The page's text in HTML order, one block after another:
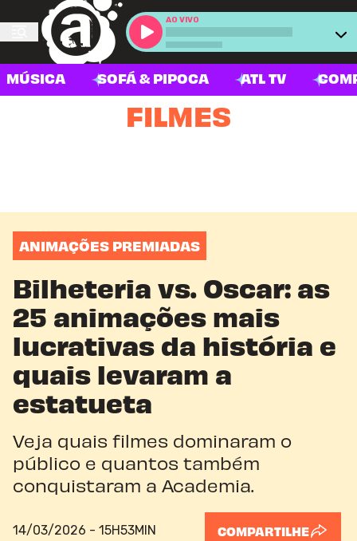
AO VIVO
MÚSICA SOFÁ & PIPOCA ATL TV
FILMES
ANIMAÇÕES PREMIADAS
Bilheteria vs. Oscar: as
25 animações mais
lucrativas da história e
quais levaram a
estatueta
Veja quais filmes dominaram o
público e quantos também
conquistaram a Academia.
14/03/2026 - 15H53MIN COMPARTILHE